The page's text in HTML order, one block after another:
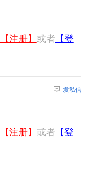
【注册】 或者 【登
发私信
【注册】 或者 【登